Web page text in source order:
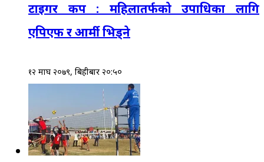
टाइगर कप : महिलातर्फको उपाधिका लागि
एपिएफ र आर्मी भिड्ने
१२ माघ २०७९, बिहीबार २०:५०